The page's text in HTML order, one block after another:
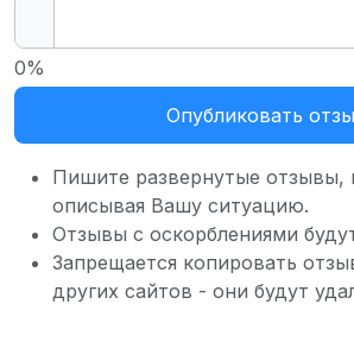
Опубликовать
0%
Пишите развернутые отзывы,
описывая Вашу ситуацию.
Отзывы с оскорблениями
Запрещается копировать
других сайтов - они будут